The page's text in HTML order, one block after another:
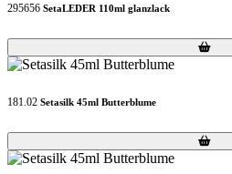
295656 SetaLEDER 110ml glanzlack
Loading...
Loading...
181.02 Setasilk 45ml Butterblume
Loading...
Loading...